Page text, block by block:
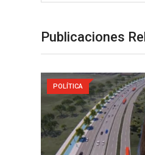
Publicaciones
POLÍTICA